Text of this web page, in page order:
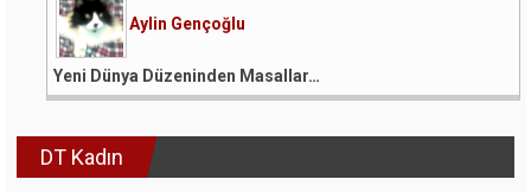
Aylin Gençoğlu
Yeni Dünya Düzeninden Masallar…
DT Kadın